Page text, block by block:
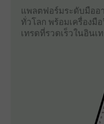
แพลตฟอร์มระดับมืออ
ทั่วโลก พร้อมเครื่องมื
เทรดที่รวดเร็วในอินเ